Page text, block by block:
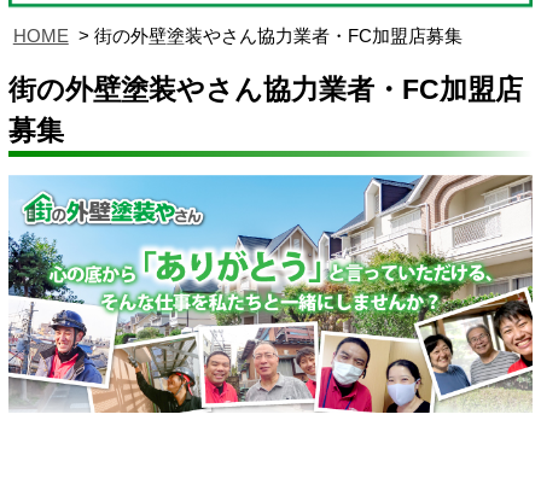
HOME 街の外壁塗装やさん協力業者・FC加盟店募集
街の外壁塗装やさん協力業者・FC加盟店
募集